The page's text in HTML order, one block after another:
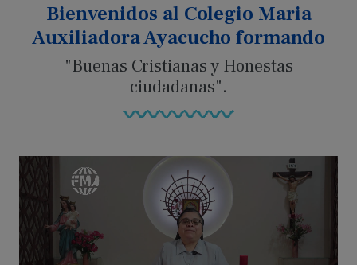
Bienvenidos al Colegio Maria
Auxiliadora Ayacucho formando
"Buenas Cristianas y Honestas
ciudadanas".